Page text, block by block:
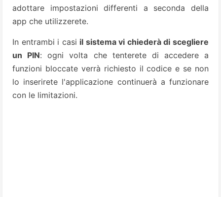
adottare impostazioni differenti a seconda della
app che utilizzerete.
In entrambi i casi il sistema vi chiederà di scegliere
un PIN: ogni volta che tenterete di accedere a
funzioni bloccate verrà richiesto il codice e se non
lo inserirete l'applicazione continuerà a funzionare
con le limitazioni.